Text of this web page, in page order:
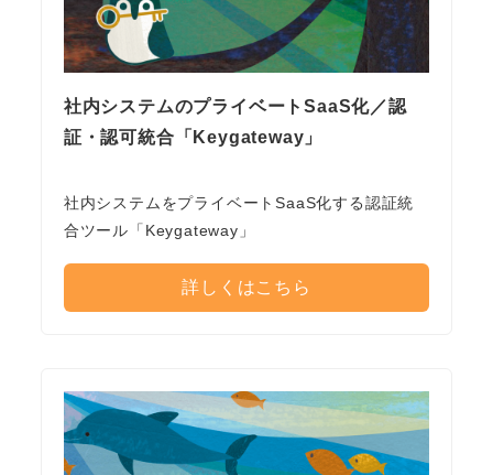
社内システムのプライベートSaaS化／認
証・認可統合「Keygateway」
社内システムをプライベートSaaS化する認証統
合ツール「Keygateway」
詳しくはこちら